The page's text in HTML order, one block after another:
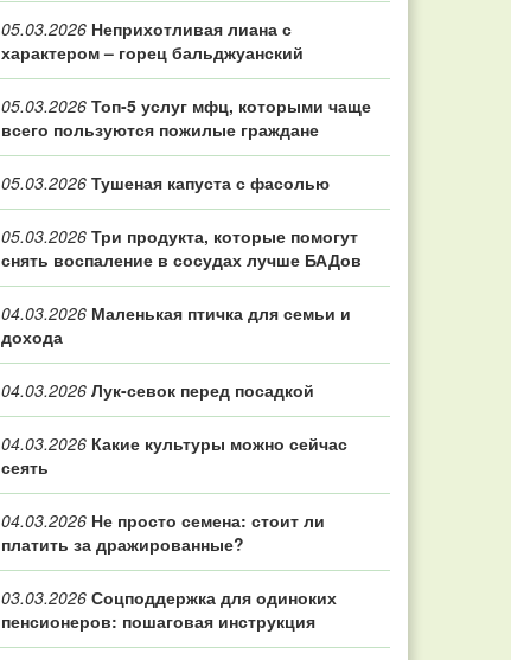
05.03.2026 Неприхотливая лиана с
характером – горец бальджуанский
05.03.2026 Топ‑5 услуг мфц, которыми чаще
всего пользуются пожилые граждане
05.03.2026 Тушеная капуста с фасолью
05.03.2026 Три продукта, которые помогут
снять воспаление в сосудах лучше БАДов
04.03.2026 Маленькая птичка для семьи и
дохода
04.03.2026 Лук-севок перед посадкой
04.03.2026 Какие культуры можно сейчас
сеять
04.03.2026 Не просто семена: стоит ли
платить за дражированные?
03.03.2026 Соцподдержка для одиноких
пенсионеров: пошаговая инструкция